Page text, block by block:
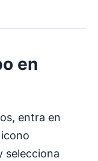
en
entra en
selecciona